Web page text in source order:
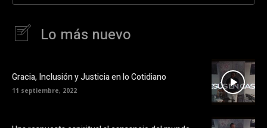
Lo más nuevo
Gracia, Inclusión y Justicia en lo Cotidiano
11 septiembre, 2022